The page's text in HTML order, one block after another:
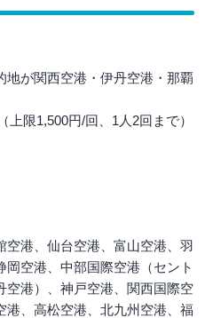
が関西空港・伊丹空港・那覇
限1,500円/回、1人2回まで）
空港、仙台空港、富山空港、羽
空港、中部国際空港（セント
空港）、神戸空港、関西国際空
港、高松空港、北九州空港、福